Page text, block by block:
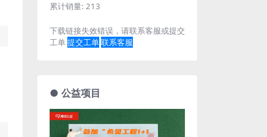
累计销量: 213
下载链接失效错误，请联系客服或提交
工单提交工单联系客服
● 公益项目